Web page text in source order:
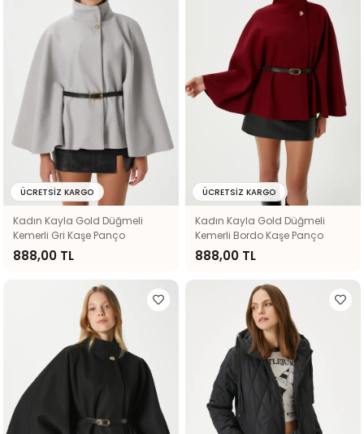
Kadın Kayla Gold Düğmeli
Kemerli Gri Kaşe Panço
888,00 TL
ÜCRETSIZ KARGO
Kadın Kayla Gold Düğmeli
Kemerli Bordo Kaşe Panço
888,00 TL
ÜCRETSIZ KARGO